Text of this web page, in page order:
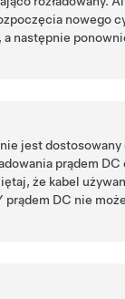
nowego
a następnie
nie jest dostosowany
prądem DC
że kabel
prądem DC nie